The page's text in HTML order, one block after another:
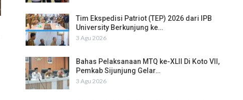
Tim Ekspedisi Patriot (TEP) 2026 dari IPB
University Berkunjung ke…
3 Agu 2026
Bahas Pelaksanaan MTQ ke-XLII Di Koto VII,
Pemkab Sijunjung Gelar…
3 Agu 2026